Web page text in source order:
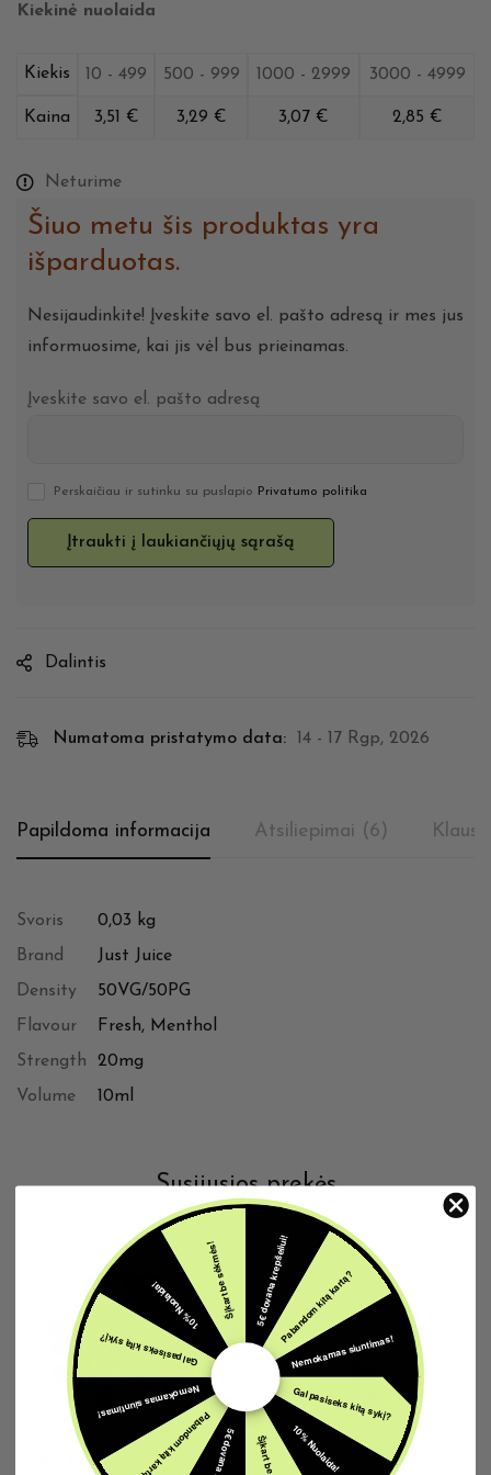
Kiekinė nuolaida
Kiekis 10 - 499 500 - 999 1000 - 2999 3000 - 4999
Kaina 3,51 € 3,29 € 3,07 € 2,85 €
Neturime
Šiuo metu šis produktas yra
išparduotas.
Nesijaudinkite! Įveskite savo el. pašto adresą ir mes jus
informuosime, kai jis vėl bus prieinamas.
Įveskite savo el. pašto adresą
Perskaičiau ir sutinku su puslapio Privatumo politika
Dalintis
Numatoma pristatymo data: 14 - 17 Rgp, 2026
Papildoma informacija Atsiliepimai (6)
Svoris
0,03 kg
Brand
Just Juice
Density
50VG/50PG
Flavour
Fresh, Menthol
Strength
20mg
Volume
10ml
Susijusios prekės
IŠPARDUOTA
0MG E-SKYSČIAI
5€ dovana krepšeliui!Pabandom kitą kartą?
Nemokamas siuntimas!
Gal pasiseks kitą sykį?
10% Nuolaida!
Pabandom kitą kartą?
Nemokamas siuntimas!
Gal pasiseks kitą sykį?
10% Nuolaida!Šįkart be sėkmės!